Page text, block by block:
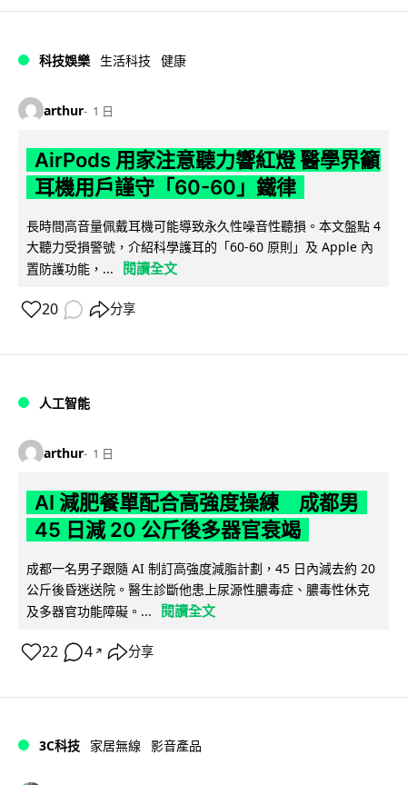
科技娛樂 生活科技 健康
arthur 1 日
AirPods 用家注意聽力響紅燈 醫學界籲
耳機用戶謹守「60-60」鐵律
長時間高音量佩戴耳機可能導致永久性噪音性聽損。本文盤點 4
大聽力受損警號，介紹科學護耳的「60-60 原則」及 Apple 內
置防護功能，...
閱讀全文
20 分享
人工智能
arthur 1 日
AI 減肥餐單配合高強度操練 成都男
45 日減 20 公斤後多器官衰竭
成都一名男子跟隨 AI 制訂高強度減脂計劃，45 日內減去約 20
公斤後昏迷送院。醫生診斷他患上尿源性膿毒症、膿毒性休克
及多器官功能障礙。...
閱讀全文
22 4 ↗ 分享
3C科技 家居無線 影音產品